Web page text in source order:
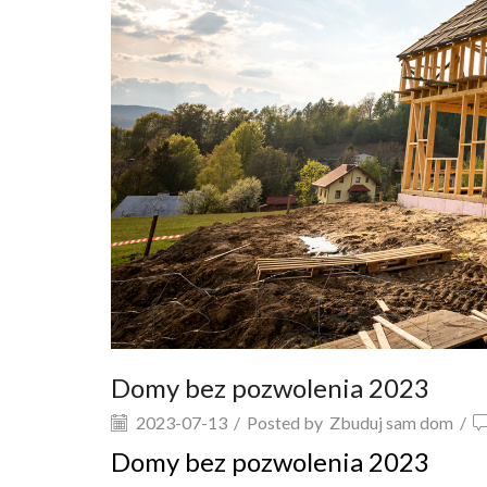
Domy bez pozwolenia 2023
2023-07-13 / Posted by Zbuduj sam dom /
Domy bez pozwolenia 2023